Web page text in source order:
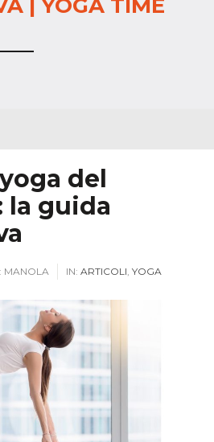
| YOGA TIME
del
la guida
MANOLA IN: ARTICOLI, YOGA